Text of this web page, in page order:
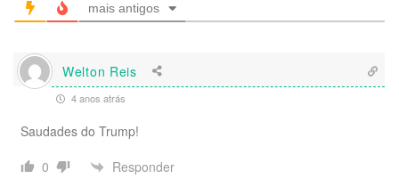
mais antigos
Welton Reis
4 anos atrás
Saudades do Trump!
0
Responder